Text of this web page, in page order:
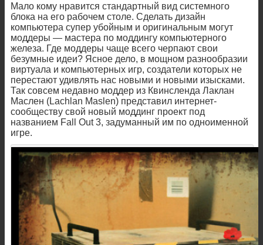
Мало кому нравится стандартный вид системного
блока на его рабочем столе. Сделать дизайн
компьютера супер убойным и оригинальным могут
моддеры — мастера по моддингу компьютерного
железа. Где моддеры чаще всего черпают свои
безумные идеи? Ясное дело, в мощном разнообразии
виртуала и компьютерных игр, создатели которых не
перестают удивлять нас новыми и новыми изысками.
Так совсем недавно моддер из Квинсленда Лаклан
Маслен (Lachlan Maslen) представил интернет-
сообществу свой новый моддинг проект под
названием Fall Out 3, задуманный им по одноименной
игре.